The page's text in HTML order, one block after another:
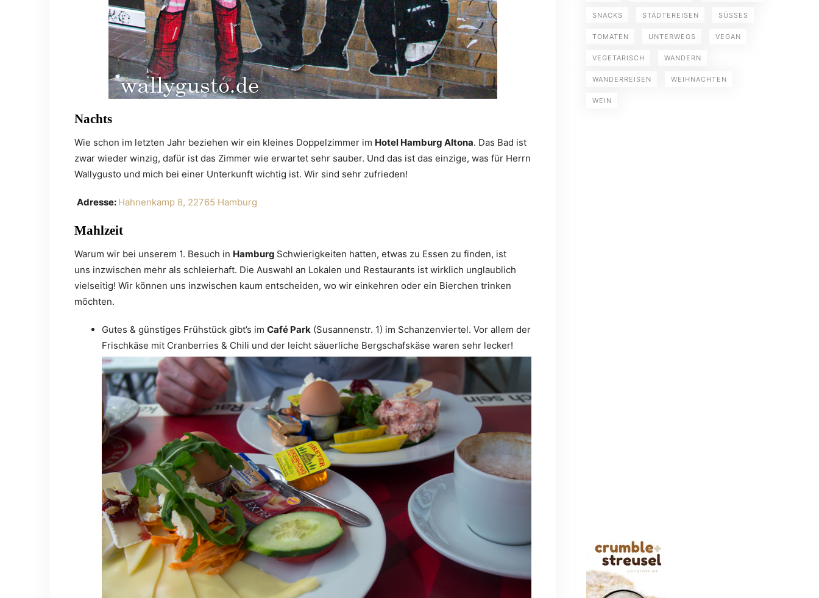
Nachts
Wie schon im letzten Jahr beziehen wir ein kleines Doppelzimmer im Hotel Hamburg Altona. Das Bad ist
zwar wieder winzig, dafür ist das Zimmer wie erwartet sehr sauber. Und das ist das einzige, was für Herrn
Wallygusto und mich bei einer Unterkunft wichtig ist. Wir sind sehr zufrieden!
Adresse: Hahnenkamp 8, 22765 Hamburg
Mahlzeit
Warum wir bei unserem 1. Besuch in Hamburg Schwierigkeiten hatten, etwas zu Essen zu finden, ist
uns inzwischen mehr als schleierhaft. Die Auswahl an Lokalen und Restaurants ist wirklich unglaublich
vielseitig! Wir können uns inzwischen kaum entscheiden, wo wir einkehren oder ein Bierchen trinken
möchten.
Gutes & günstiges Frühstück gibt’s im Café Park (Susannenstr. 1) im Schanzenviertel. Vor allem der
Frischkäse mit Cranberries & Chili und der leicht säuerliche Bergschafskäse waren sehr lecker!
SNACKS STÄDTEREISEN SÜSSES
TOMATEN UNTERWEGS VEGAN
VEGETARISCH WANDERN
WANDERREISEN WEIHNACHTEN
WEIN